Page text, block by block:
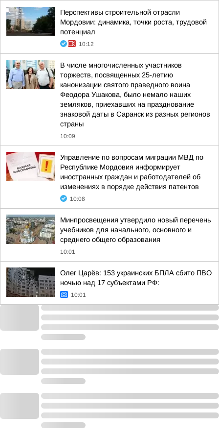
Перспективы строительной отрасли
Мордовии: динамика, точки роста, трудовой
потенциал
10:12
В числе многочисленных участников
торжеств, посвященных 25-летию
канонизации святого праведного воина
Феодора Ушакова, было немало наших
земляков, приехавших на празднование
знаковой даты в Саранск из разных регионов
страны
10:09
Управление по вопросам миграции МВД по
Республике Мордовия информирует
иностранных граждан и работодателей об
изменениях в порядке действия патентов
10:08
Минпросвещения утвердило новый перечень
учебников для начального, основного и
среднего общего образования
10:01
Олег Царёв: 153 украинских БПЛА сбито ПВО
ночью над 17 субъектами РФ:
10:01